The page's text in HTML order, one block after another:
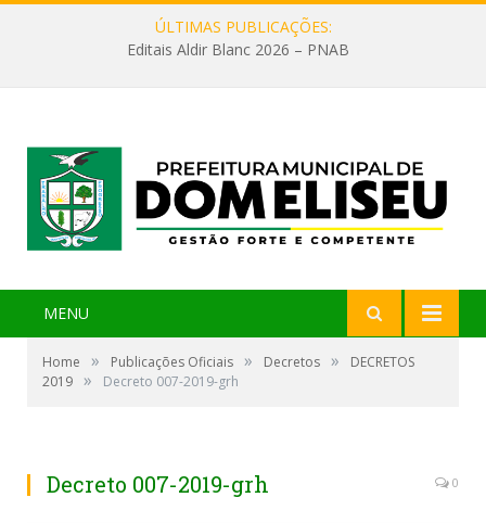
ÚLTIMAS PUBLICAÇÕES:
Editais Aldir Blanc 2026 – PNAB
MENU
Home » Publicações Oficiais » Decretos »
DECRETOS
2019 » Decreto 007-2019-grh
Decreto 007-2019-grh 0